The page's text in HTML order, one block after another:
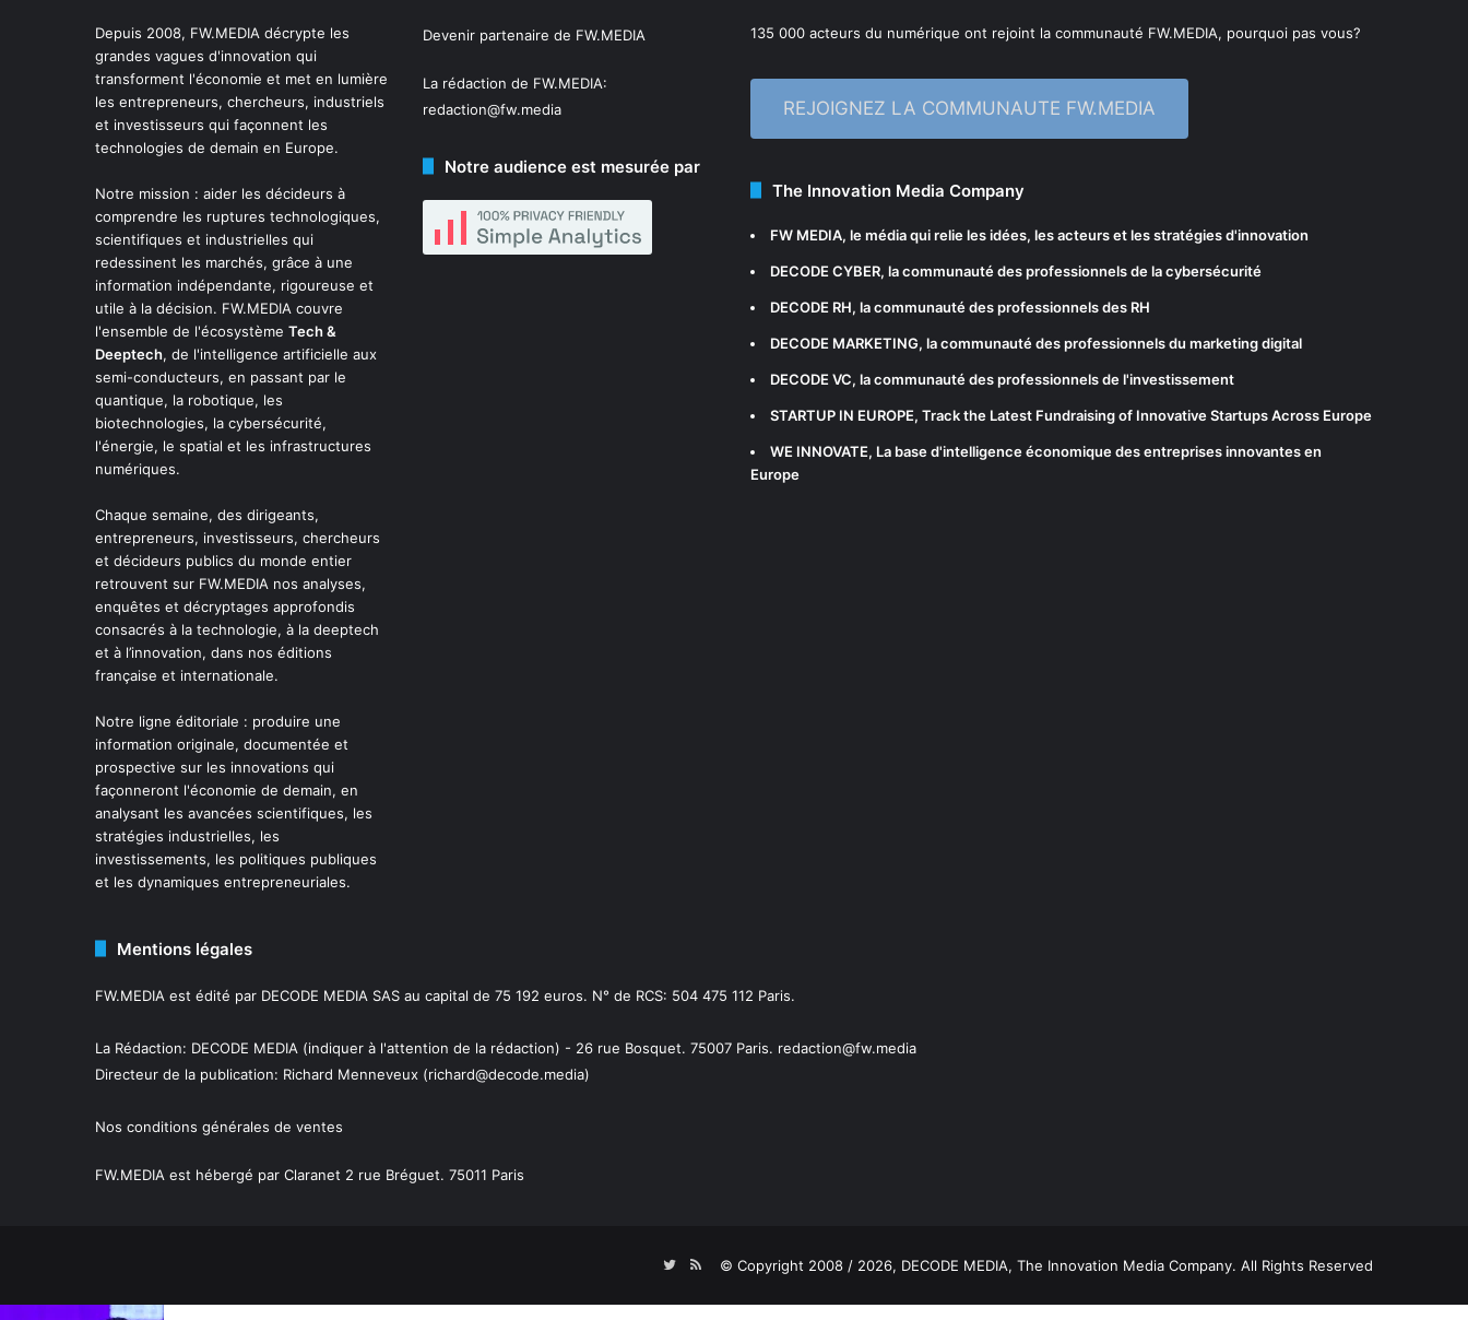
Depuis 2008, FW.MEDIA décrypte les
grandes vagues d'innovation qui
transforment l'économie et met en lumière
les entrepreneurs, chercheurs, industriels
et investisseurs qui façonnent les
technologies de demain en Europe.
Notre mission : aider les décideurs à
comprendre les ruptures technologiques,
scientifiques et industrielles qui
redessinent les marchés, grâce à une
information indépendante, rigoureuse et
utile à la décision. FW.MEDIA couvre
l'ensemble de l'écosystème Tech &
Deeptech, de l'intelligence artificielle aux
semi-conducteurs, en passant par le
quantique, la robotique, les
biotechnologies, la cybersécurité,
l'énergie, le spatial et les infrastructures
numériques.
Chaque semaine, des dirigeants,
entrepreneurs, investisseurs, chercheurs
et décideurs publics du monde entier
retrouvent sur FW.MEDIA nos analyses,
enquêtes et décryptages approfondis
consacrés à la technologie, à la deeptech
et à l’innovation, dans nos éditions
française et internationale.
Notre ligne éditoriale : produire une
information originale, documentée et
prospective sur les innovations qui
façonneront l'économie de demain, en
analysant les avancées scientifiques, les
stratégies industrielles, les
investissements, les politiques publiques
et les dynamiques entrepreneuriales.
Devenir partenaire de FW.MEDIA
La rédaction de FW.MEDIA:
redaction@fw.media
Notre audience est mesurée par
135 000 acteurs du numérique ont rejoint la communauté FW.MEDIA, pourquoi pas vous?
REJOIGNEZ LA COMMUNAUTE FW.MEDIA
The Innovation Media Company
FW MEDIA, le média qui relie les idées, les acteurs et les stratégies d'innovation
DECODE CYBER, la communauté des professionnels de la cybersécurité
DECODE RH, la communauté des professionnels des RH
DECODE MARKETING, la communauté des professionnels du marketing digital
DECODE VC, la communauté des professionnels de l'investissement
STARTUP IN EUROPE, Track the Latest Fundraising of Innovative Startups Across Europe
WE INNOVATE, La base d'intelligence économique des entreprises innovantes en
Europe
Mentions légales
FW.MEDIA est édité par DECODE MEDIA SAS au capital de 75 192 euros. N° de RCS: 504 475 112 Paris.
La Rédaction: DECODE MEDIA (indiquer à l'attention de la rédaction) - 26 rue Bosquet. 75007 Paris. redaction@fw.media
Directeur de la publication: Richard Menneveux (richard@decode.media)
Nos conditions générales de ventes
FW.MEDIA est hébergé par Claranet 2 rue Bréguet. 75011 Paris
© Copyright 2008 / 2026, DECODE MEDIA, The Innovation Media Company. All Rights Reserved
Twitter
RSS